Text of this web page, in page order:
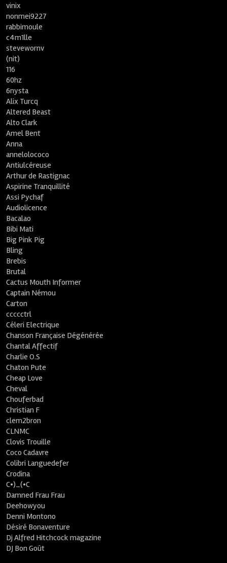
vinix
nonmei9227
rabbimoule
c4m1lle
stevewornv
(nit)
116
60hz
6nysta
Alix Turcq
Altered Beast
Alto Clark
Amel Bent
Anna
annelolococo
Antiulcéreuse
Arthur de Rastignac
Aspirine Tranquillité
Assi Pychaf
Audiolicence
Bacalao
Bibi Mati
Big Pink Pig
Bling
Brebis
Brutal
Cactus Mouth Informer
Captain Némou
Carton
ccccctrl
Céleri Electrique
Chanson Française Dégénérée
Chantal Affectif
Charlie O.S
Chaton Pute
Cheap Love
Cheval
Chouferbad
Christian F
clem2bron
CLNMC
Clovis Trouille
Coco Cadavre
Colibri Languedefer
Crodina
C•)_(•C
Damned Frau Frau
Deehowyou
Denni Montono
Désiré Bonaventure
Dj Alfred Hitchcock magazine
DJ Bon Goût